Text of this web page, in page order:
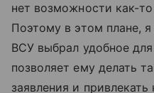
нет возможности как-
Поэтому в этом плане,
ВСУ выбрал удобное
позволяет ему делать
заявления и